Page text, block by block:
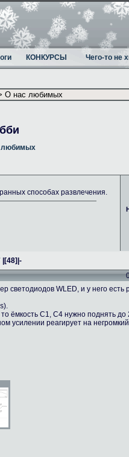
КОНКУРСЫ Чего-то не
любимых
способах развлечения.
|[48]|-
светодиодов WLED, и у него есть
ёмкость C1, C4 нужно поднять до
усилении реагирует на